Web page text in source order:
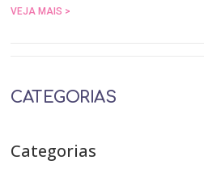
VEJA MAIS >
CATEGORIAS
Categorias